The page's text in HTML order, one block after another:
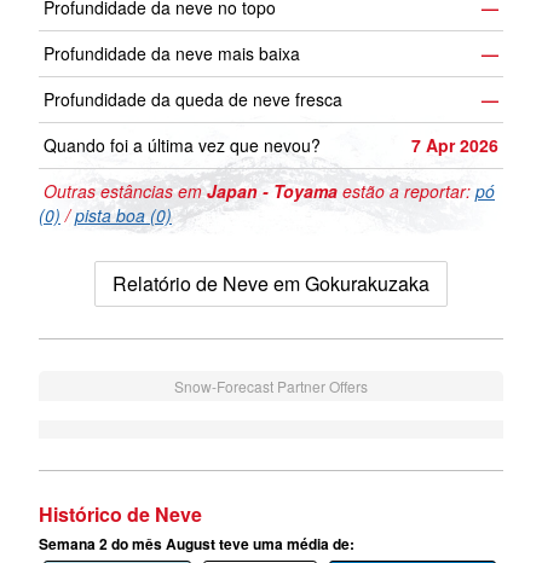
Profundidade da neve no topo
—
Profundidade da neve mais baixa
—
Profundidade da queda de neve fresca
—
Quando foi a última vez que nevou?
7 Apr 2026
Outras estâncias emJapan - Toyama estão a reportar: pó
(0) /pista boa (0)
Relatório de Neve em Gokurakuzaka
Snow-Forecast Partner Offers
Histórico de Neve
Semana 2 do mês August teve uma média de: